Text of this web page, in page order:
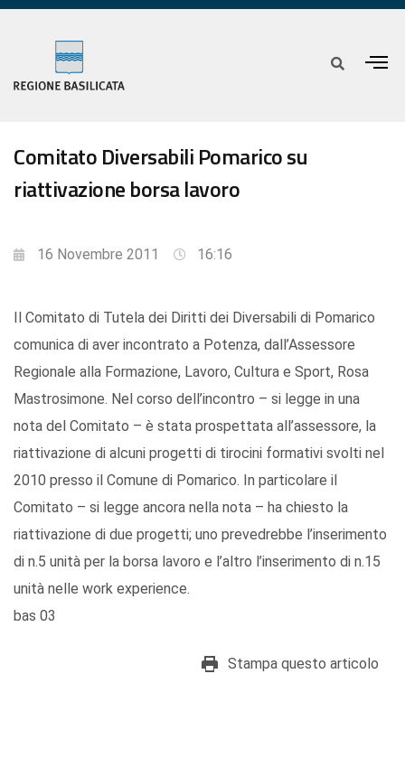
Comitato Diversabili Pomarico su
riattivazione borsa lavoro
16 Novembre 2011 16:16
Il Comitato di Tutela dei Diritti dei Diversabili di Pomarico
comunica di aver incontrato a Potenza, dall’Assessore
Regionale alla Formazione, Lavoro, Cultura e Sport, Rosa
Mastrosimone. Nel corso dell’incontro – si legge in una
nota del Comitato – è stata prospettata all’assessore, la
riattivazione di alcuni progetti di tirocini formativi svolti nel
2010 presso il Comune di Pomarico. In particolare il
Comitato – si legge ancora nella nota – ha chiesto la
riattivazione di due progetti; uno prevedrebbe l’inserimento
di n.5 unità per la borsa lavoro e l’altro l’inserimento di n.15
unità nelle work experience.
bas 03
Stampa questo articolo